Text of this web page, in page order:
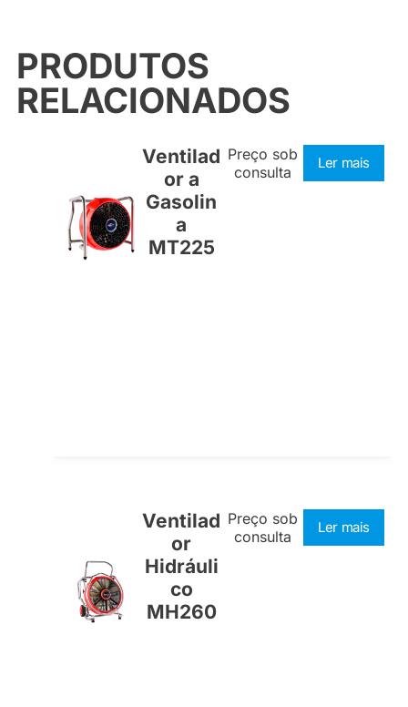
PRODUTOS
RELACIONADOS
Ventilad
or a
Gasolin
a
MT225
Preço sob
consulta
Ler mais
Ventilad
or
Hidráuli
co
MH260
Preço sob
consulta
Ler mais